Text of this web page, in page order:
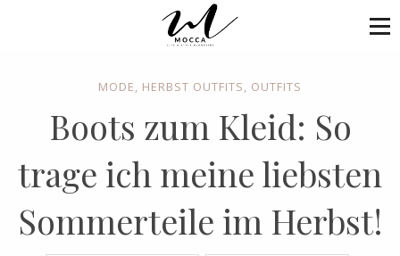
MODE, HERBST OUTFITS, OUTFITS
Boots zum Kleid: So
trage ich meine liebsten
Sommerteile im Herbst!